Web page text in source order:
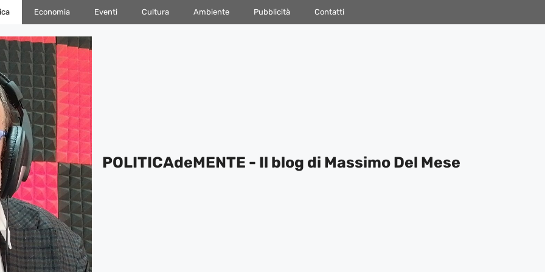
Economia Eventi Cultura Ambiente Pubblicità Contatti
POLITICAdeMENTE - Il blog di Massimo Del Mese